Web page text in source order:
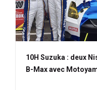
10H Suzuka : deux
B-Max avec